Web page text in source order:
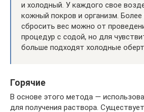
и холодный. У каждого свое
кожный покров и организм.
сбросить вес можно от
процедур с содой, но для
больше подходят холодные
Горячие
В основе этого метода —
для получения раствора.